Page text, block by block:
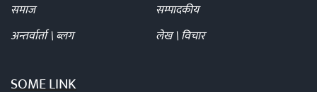
समाज
सम्पादकीय
अन्तर्वार्ता \ ब्लग
लेख \ विचार
SOME LINK